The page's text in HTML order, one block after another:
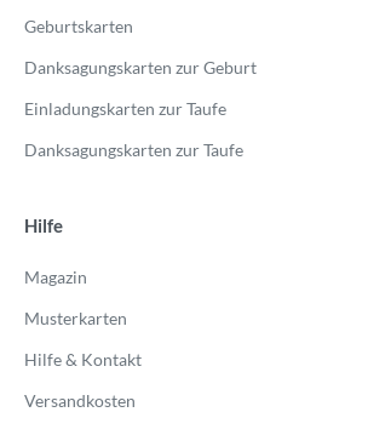
Geburtskarten
Danksagungskarten zur Geburt
Einladungskarten zur Taufe
Danksagungskarten zur Taufe
Hilfe
Magazin
Musterkarten
Hilfe & Kontakt
Versandkosten